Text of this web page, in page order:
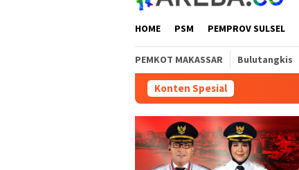
HOME PSM PEMPROV SULSEL
PEMKOT MAKASSAR Bulutangkis
Konten Spesial